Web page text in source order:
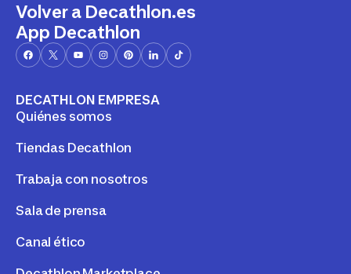
Volver a Decathlon.es
App Decathlon
DECATHLON EMPRESA
Quiénes somos
Tiendas Decathlon
Trabaja con nosotros
Sala de prensa
Canal ético